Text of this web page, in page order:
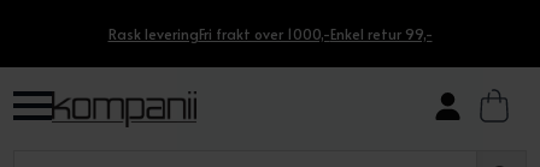
Rask leveringFri frakt over 1000,-Enkel retur 99,-